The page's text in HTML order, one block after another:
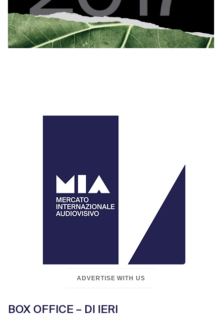
ADVERTISE WITH US
BOX OFFICE – DI IERI